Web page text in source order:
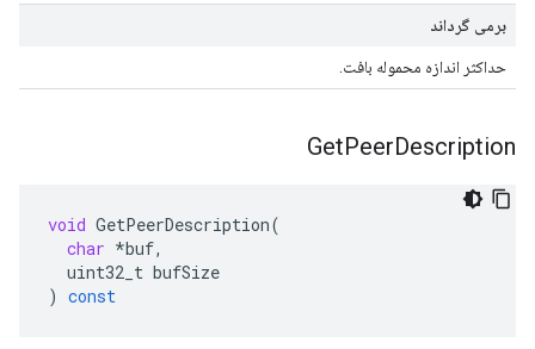
برمی گرداند
حداکثر اندازه محموله بافت.
GetPeerDescription
void GetPeerDescription(
char *buf,
uint32_t bufSize
) const